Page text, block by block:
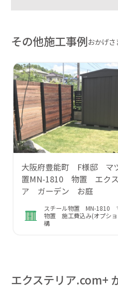
その他施工事例おかげ
大阪府豊能町 F様邸 マ
置MN-1810 物置 エク
ア ガーデン お庭
スチール物置 MN-1810
物置 施工費込み(オプシ
構
エクステリア.com+